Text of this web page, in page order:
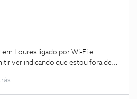
Loures ligado por Wi-Fi e
ver indicando que estou fora de
dados móveis … funciona o Wi-Fi é